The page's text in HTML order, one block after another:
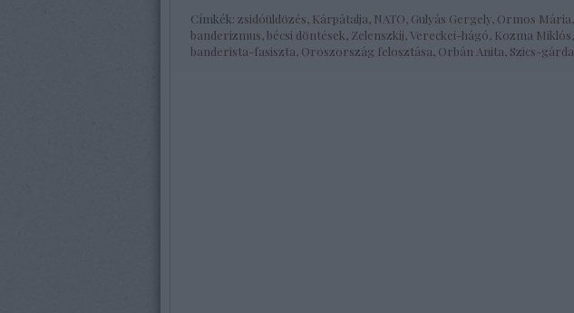
Címkék: zsidóüldözés Kárpátalja NATO Gulyás Gergely Ormos Mária
banderizmus bécsi döntések Zelenszkij Vereckei-hágó Kozma Miklós
banderista-fasiszta Oroszország felosztása Orbán Anita Szics-gárda